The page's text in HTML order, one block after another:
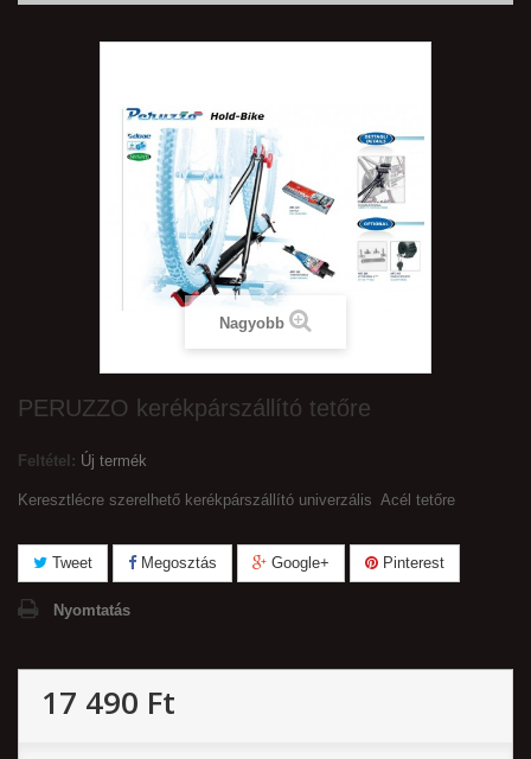
Nagyobb
PERUZZO kerékpárszállító tetőre
Feltétel: Új termék
Keresztlécre szerelhető kerékpárszállító univerzális Acél tetőre
Tweet Megosztás Google+ Pinterest
Nyomtatás
17 490 Ft‎